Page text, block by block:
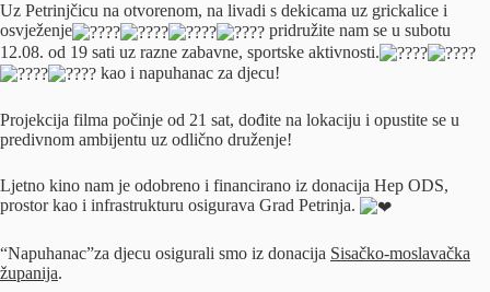
Uz Petrinjčicu na otvorenom, na livadi s dekicama uz grickalice i
osvježenje
pridružite nam se u subotu
12.08. od 19 sati uz razne zabavne, sportske aktivnosti.
kao i napuhanac za djecu!
Projekcija filma počinje od 21 sat, dođite na lokaciju i opustite se u
predivnom ambijentu uz odlično druženje!
Ljetno kino nam je odobreno i financirano iz donacija Hep ODS,
prostor kao i infrastrukturu osigurava Grad Petrinja.
“Napuhanac”za djecu osigurali smo iz donacija Sisačko-moslavačka
županija.